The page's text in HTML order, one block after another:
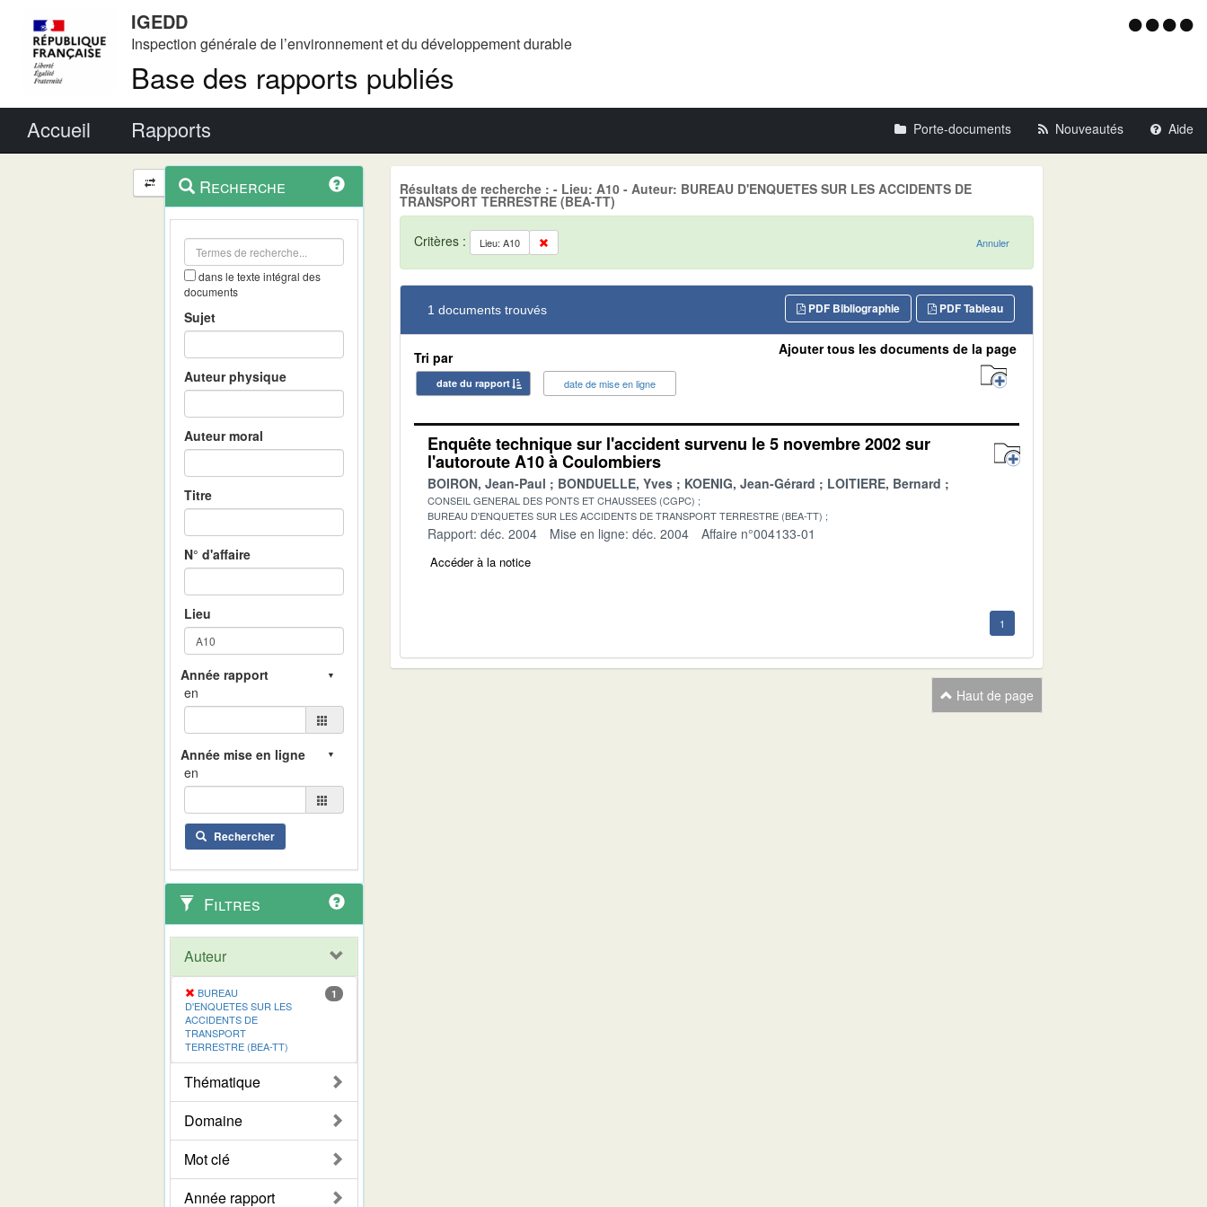
IGEDD
Inspection générale de l’environnement et du développement durable
Base des rapports publiés
Menu
Accueil Rapports Porte-documents Nouveautés Aide
Navigation
et
outils
contextuel
Recherche
dans le texte intégral des
documents
Sujet
Auteur physique
Auteur moral
Titre
N° d'affaire
Lieu
en
en
Rechercher
Filtres
Auteur
BUREAU
D'ENQUETES SUR LES
ACCIDENTS DE
TRANSPORT
TERRESTRE (BEA-TT)
1
Thématique
Domaine
Mot clé
Année rapport
Résultats de recherche : - Lieu: A10 - Auteur: BUREAU D'ENQUETES SUR LES ACCIDENTS DE
TRANSPORT TERRESTRE (BEA-TT)
Critères : Lieu: A10 Annuler
1 documents trouvés PDF Tableau
PDF Bibliographie
Tri par
date du rapport date de mise en ligne
Ajouter tous les documents de la page
Enquête technique sur l'accident survenu le 5 novembre 2002 sur
l'autoroute A10 à Coulombiers
BOIRON, Jean-Paul BONDUELLE, Yves KOENIG, Jean-Gérard LOITIERE, Bernard
CONSEIL GENERAL DES PONTS ET CHAUSSEES (CGPC)
BUREAU D'ENQUETES SUR LES ACCIDENTS DE TRANSPORT TERRESTRE (BEA-TT)
Rapport: déc. 2004 Mise en ligne: déc. 2004 Affaire n°004133-01
Accéder à la notice
1
Haut de page